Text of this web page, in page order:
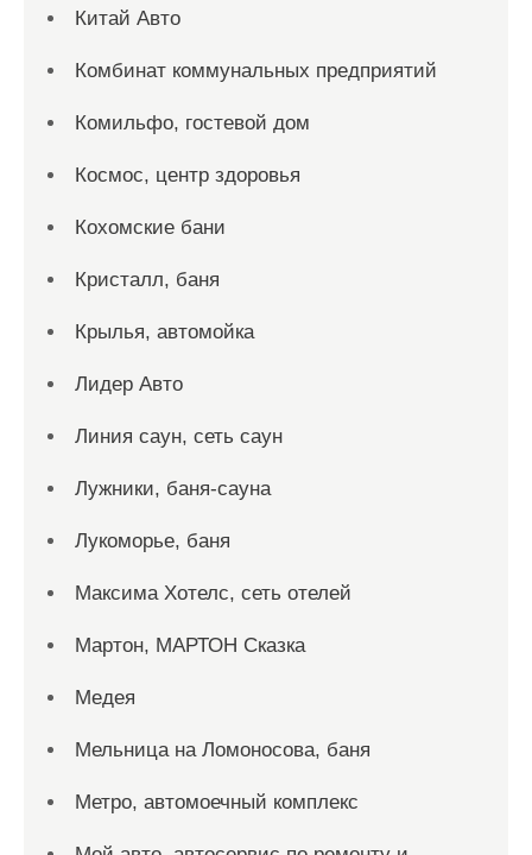
Китай Авто
Комбинат коммунальных предприятий
Комильфо, гостевой дом
Космос, центр здоровья
Кохомские бани
Кристалл, баня
Крылья, автомойка
Лидер Авто
Линия саун, сеть саун
Лужники, баня-сауна
Лукоморье, баня
Максима Хотелс, сеть отелей
Мартон, МАРТОН Сказка
Медея
Мельница на Ломоносова, баня
Метро, автомоечный комплекс